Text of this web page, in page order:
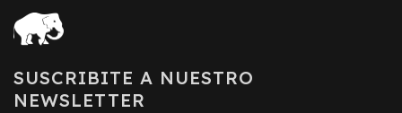
SUSCRIBITE A NUESTRO
NEWSLETTER